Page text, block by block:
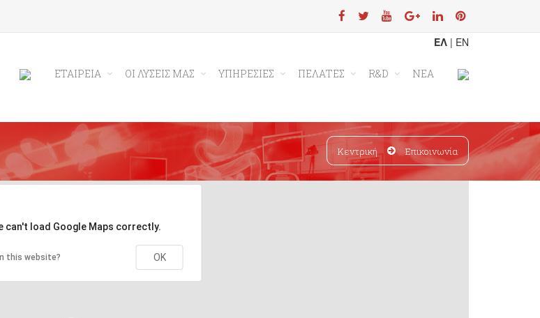
ΕΛ | EN
ΕΤΑΙΡΕΙΑ ΟΙ ΛΥΣΕΙΣ ΜΑΣ ΥΠΗΡΕΣΙΕΣ ΠΕΛΑΤΕΣ R&D ΝΕΑ
Κεντρική Επικοινωνία
can't load Google Maps correctly.
this website? OK